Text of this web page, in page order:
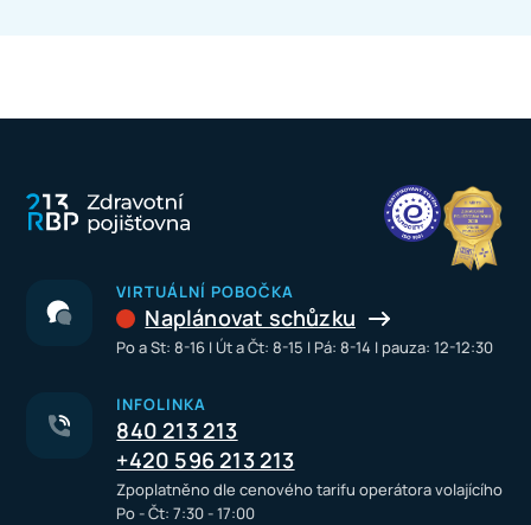
VIRTUÁLNÍ POBOČKA
Naplánovat schůzku
Po a St: 8-16 I Út a Čt: 8-15 I Pá: 8-14 I pauza: 12-12:30
INFOLINKA
840 213 213
+420 596 213 213
Zpoplatněno dle cenového tarifu operátora volajícího
Po - Čt: 7:30 - 17:00